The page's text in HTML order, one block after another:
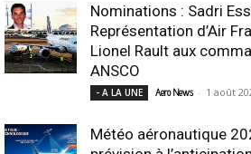
Nominations : Sadri
Représentation d’Air
Lionel Rault aux
ANSCO
- A LA UNE Aero News - 1 août
Météo aéronautique